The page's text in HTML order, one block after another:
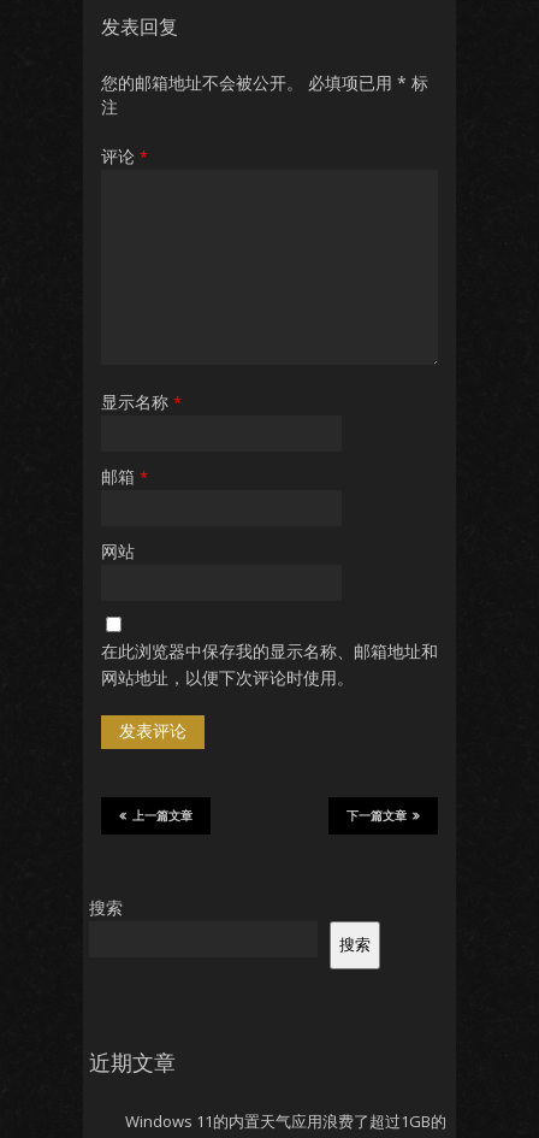
发表回复
您的邮箱地址不会被公开。 必填项已用 * 标
注
评论 *
显示名称 *
邮箱 *
网站
在此浏览器中保存我的显示名称、邮箱地址和
网站地址，以便下次评论时使用。
下一篇文章
上一篇文章
搜索
搜索
近期文章
Windows 11的内置天气应用浪费了超过1GB的